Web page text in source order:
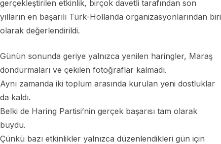
gerçekleştirilen etkinlik, birçok davetli tarafından son
yılların en başarılı Türk-Hollanda organizasyonlarından biri
olarak değerlendirildi.
Günün sonunda geriye yalnızca yenilen haringler, Maraş
dondurmaları ve çekilen fotoğraflar kalmadı.
Aynı zamanda iki toplum arasında kurulan yeni dostluklar
da kaldı.
Belki de Haring Partisi’nin gerçek başarısı tam olarak
buydu.
Çünkü bazı etkinlikler yalnızca düzenlendikleri gün için